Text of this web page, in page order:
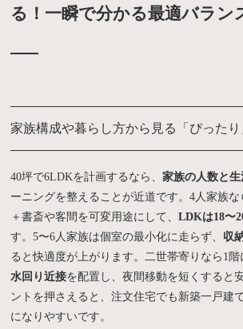
る！一瞬で分かる最適バラン
家族構成や暮らし方から見る「ぴった
40坪で6LDKを計画するなら、家族の人数と
ーニングを整えることが近道です。4人家族
＋書斎や客間を可変用途にして、LDKは18〜
す。5〜6人家族は個室の最小化に走らず、 収
ると快適度が上がります。二世帯寄りなら1
水回り近接を配置し、夜間移動を短くすると
ントを押さえると、注文住宅でも新築一戸建
になりやすいです。